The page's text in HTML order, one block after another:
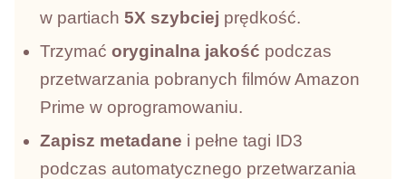
w partiach5X szybciej prędkość.
Trzymaćoryginalna jakość podczas
przetwarzania pobranych filmów Amazon
Prime w oprogramowaniu.
Zapisz metadane i pełne tagi ID3
podczas automatycznego przetwarzania